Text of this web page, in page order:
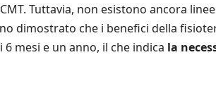
Tuttavia, non esistono ancora
dimostrato che i benefici della
mesi e un anno, il che indica la